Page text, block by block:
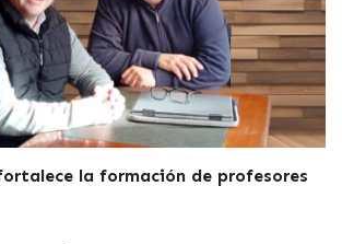
la formación de profesores